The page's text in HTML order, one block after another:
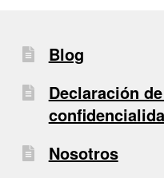
Blog
Declaración
Nosotros